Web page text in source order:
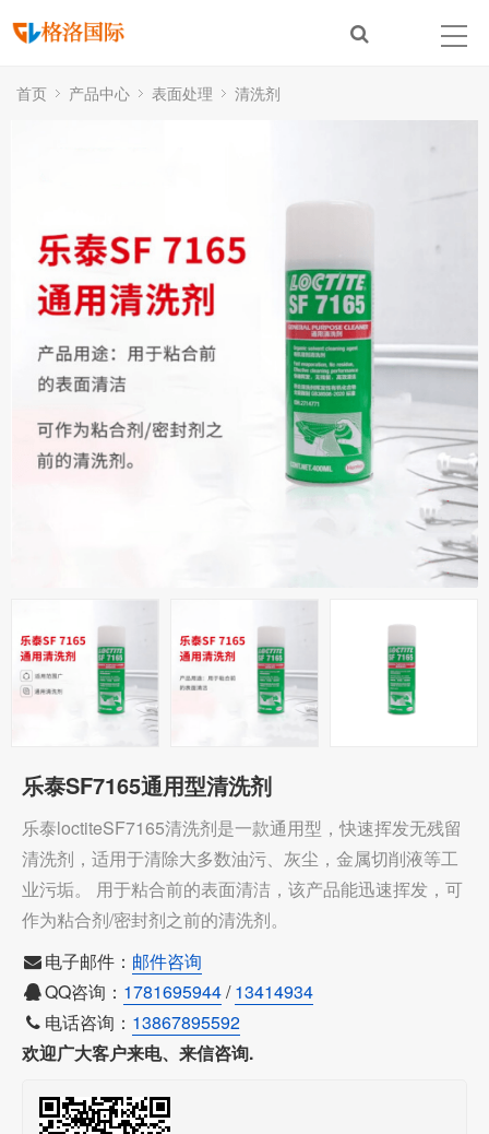
首页 产品中心 表面处理 清洗剂
乐泰SF7165通用型清洗剂
乐泰loctiteSF7165清洗剂是一款通用型，快速挥发无残留
清洗剂，适用于清除大多数油污、灰尘，金属切削液等工
业污垢。 用于粘合前的表面清洁，该产品能迅速挥发，可
作为粘合剂/密封剂之前的清洗剂。
电子邮件： 邮件咨询
QQ咨询： 1781695944/13414934
电话咨询： 13867895592
欢迎广大客户来电、来信咨询.